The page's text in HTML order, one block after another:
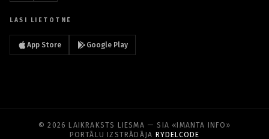
LASI LIETOTNĒ
App Store Google Play
© 2026 LAIKRAKSTS LIESMA — SIA «IMANTA INFO»
PORTĀLU IZSTRĀDĀJA RYDELCODE